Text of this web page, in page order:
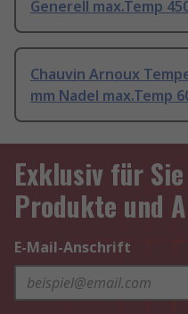
Generell max.Temp
Chauvin Arnoux
mm Nadel max.Temp
Exklusiv für
Produkte und
E-Mail-Anschrift